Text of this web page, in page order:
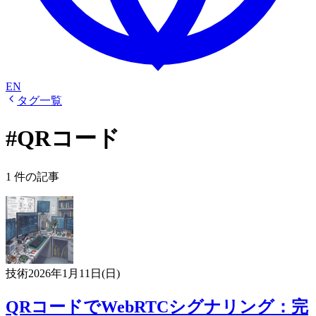
EN
タグ一覧
#QRコード
1 件の記事
技術2026年1月11日(日)
QRコードでWebRTCシグナリング：完